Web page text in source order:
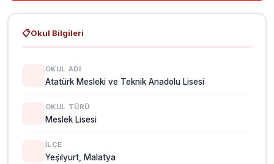
📋Okul Bilgileri
OKUL ADI
Atatürk Mesleki ve Teknik Anadolu Lisesi
OKUL TÜRÜ
Meslek Lisesi
İLÇE
Yeşi̇lyurt, Malatya